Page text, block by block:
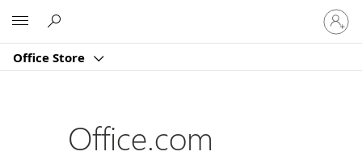
Office Store
Sign
in
to
account
Office.com